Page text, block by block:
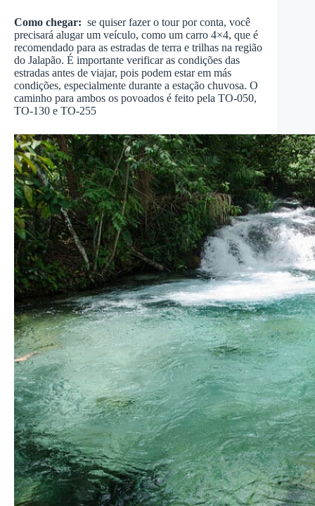
Como chegar: se quiser fazer o tour por conta, você
precisará alugar um veículo, como um carro 4×4, que é
recomendado para as estradas de terra e trilhas na região
do Jalapão. É importante verificar as condições das
estradas antes de viajar, pois podem estar em más
condições, especialmente durante a estação chuvosa. O
caminho para ambos os povoados é feito pela TO-050,
TO-130 e TO-255